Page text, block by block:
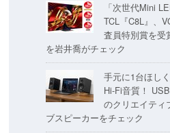
「次世代Mini
TCL『C8L』、
査員特別賞を受
を岩井喬がチェック
手元に1台ほし
Hi-Fi音質！
のクリエイティ
ブスピーカーをチェック